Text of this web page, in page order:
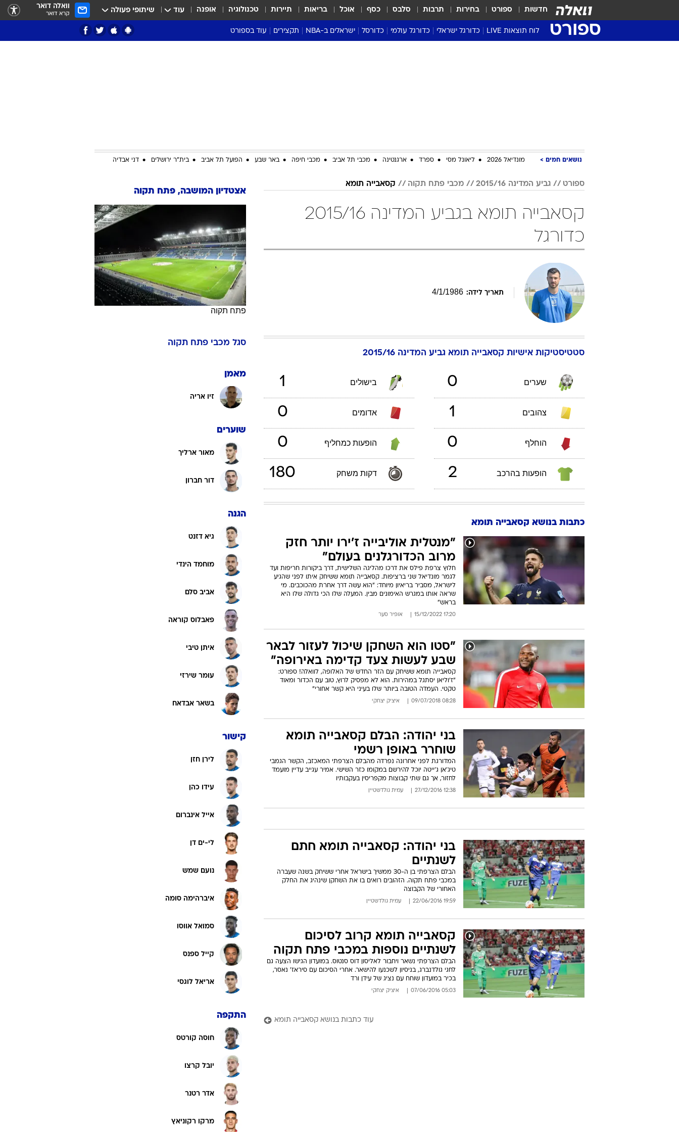
חדשות ספורט בחירות תרבות סלבס כסף אוכל בריאות תיירות טכנולוגיה אופנה עוד שיתופי פעולה וואלה דואר
קרא דואר
ספורט לוח תוצאות LIVE כדורגל ישראלי
ליגה א'
כדורגל עולמי
דרום אמריקה
כדורסל ישראלים ב-NBA תקצירים עוד בספורט
סערה בממלכה
ענפים נוספים
לוח שידורים
החידה של ספורט1
ארכיון מדורים מחוץ לקווים
4-4-2
משרד החוץ
אליפות אפריקה 2015
רוגבי וקריקט
כתבו לנו
נושאים חמים מונדיאל 2026 ליאונל מסי ספרד ארגנטינה מכבי תל אביב מכבי חיפה באר שבע הפועל תל אביב בית"ר ירושלים דני אבדיה
ספורט גביע המדינה 2015/16 מכבי פתח תקוה קסאבייה תומא
קסאבייה תומא בגביע המדינה 2015/16
כדורגל
תאריך לידה: 4/1/1986
סטטיסטיקות אישיות קסאבייה תומא גביע המדינה 2015/16
שערים 0 בישולים 1
צהובים 1 אדומים 0
הוחלף 0 הופעות כמחליף 0
הופעות בהרכב 2 דקות משחק 180
כתבות בנושא קסאבייה תומא
"מנטלית אוליבייה ז'ירו יותר חזק
מרוב הכדורגלנים בעולם"
חלוץ צרפת פילס את דרכו מהליגה השלישית, דרך ביקורות חריפות ועד
לגמר מונדיאל שני ברציפות. קסאבייה תומא ששיחק איתו לפני שהגיע
לישראל, מסביר בריאיון מיוחד: "הוא עשה דרך אחרת מהכוכבים. מי
שראה אותו במגרש האימונים מבין. המעלה שלו הכי גדולה שלו היא
בראש"
17:20 15/12/2022 אופיר סער
"סטו הוא השחקן שיכול לעזור לבאר
שבע לעשות צעד קדימה באירופה"
קסאבייה תומא ששיחק עם הזר החדש של האלופה, לוואלה! ספורט:
"ז'וליאן יסתגל במהירות. הוא לא מפסיק לרוץ, טוב עם הכדור ומאוד
טקטי. העמדה הטובה ביותר שלו בעיני היא קשר אחורי"
08:28 09/07/2018 איציק יצחקי
בני יהודה: הבלם קסאבייה תומא
שוחרר באופן רשמי
המדורגת לפני אחרונה נפרדה מהבלם הצרפתי המאכזב, הקשר הגמבי
טיג'אן ג'ייטה יוכל להירשם במקומו כזר השישי. אמיר עגייב עדיין מועמד
לחזור, אך גם שתי קבוצות מקפריסין בעקבותיו
12:38 27/12/2016 עמית גולדשטיין
בני יהודה: קסאבייה תומא חתם
לשנתיים
הבלם הצרפתי בן ה-30 ממשיך בישראל אחרי ששיחק בשנה שעברה
במכבי פתח תקוה. הזהובים רואים בו את השחקן שינהיג את החלק
האחורי של הקבוצה
19:59 22/06/2016 עמית גולדשטיין
קסאבייה תומא קרוב לסיכום
לשנתיים נוספות במכבי פתח תקוה
הבלם הצרפתי נשאר ויחבור לאליסון דוס סנטוס. במועדון הגישו הצעה גם
לחגי גולדנברג, בניסיון לשכנעו להישאר. אחרי הסיכום עם סיראז' נאסר,
בכיר במועדון שוחח עם נציג של עידן ורד
05:03 07/06/2016 איציק יצחקי
עוד כתבות בנושא קסאבייה תומא
אצטדיון המושבה, פתח תקוה
פתח תקוה
סגל מכבי פתח תקוה
מאמן
זיו אריה
שוערים
מאור ארליך
דור חברון
הגנה
גיא דזנט
מוחמד הינדי
אביב סלם
פאבלוס קוראה
איתן טיבי
עומר שירזי
בשאר אבדאח
קישור
לירן חזן
עידו כהן
אייל אינברום
לי-ים דן
נועם שמש
איברהימה סומה
סמואל אווסו
קייל ספנס
אריאל לוגסי
התקפה
חוסה קורטס
יובל קרצו
אדר רטנר
מרקו רקוניאץ